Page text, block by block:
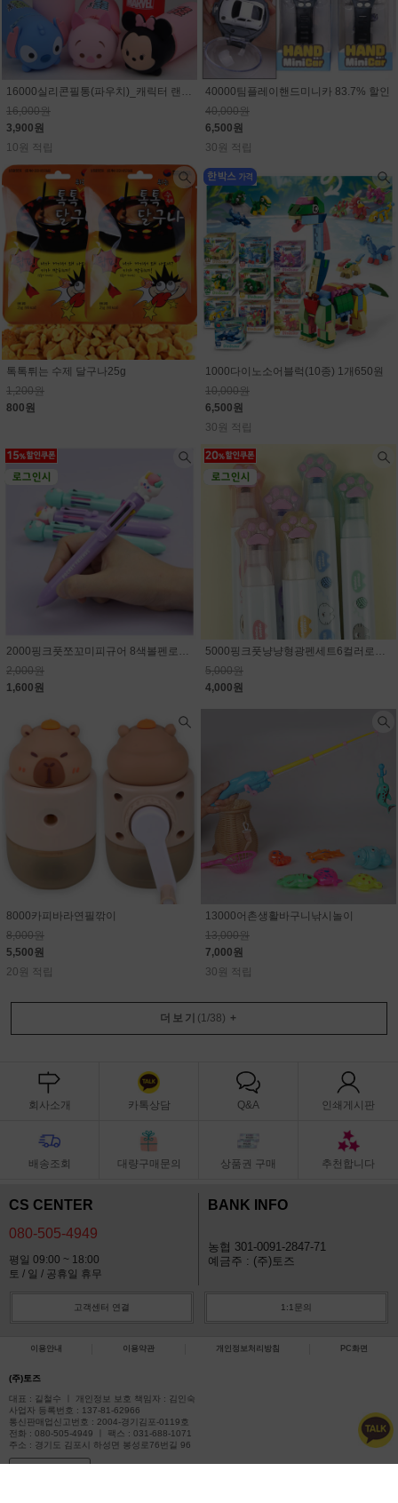
16000실리콘필통(파우치)_캐릭터 랜덤(마블,스티치,디즈니)75.6% 할인
16,000원
3,900원
10원 적립
40000팀플레이핸드미니카 83.7% 할인
40,000원
6,500원
30원 적립
톡톡튀는 수제 달구나25g
1,200원
800원
1000다이노소어블럭(10종) 1개650원
10,000원
6,500원
30원 적립
2000핑크풋쪼꼬미피규어 8색볼펜로그인시 15% 할인된 가격
2,000원
1,600원
5000핑크풋냥냥형광펜세트6컬러로그인시 20% 할인된 가격
5,000원
4,000원
8000카피바라연필깎이
8,000원
5,500원
20원 적립
13000어촌생활바구니낚시놀이
13,000원
7,000원
30원 적립
더보기 (1/38) +
회사소개 카톡상담 Q&A 인쇄게시판
배송조회 대량구매문의 상품권 구매 추천합니다
CS CENTER
080-505-4949
평일 09:00 ~ 18:00
토 / 일 / 공휴일 휴무
BANK INFO
농협 301-0091-2847-71
예금주 : (주)토즈
고객센터 연결 1:1문의
이용안내 이용약관 개인정보처리방침 PC화면
(주)토즈
대표 : 길철수 ㅣ 개인정보 보호 책임자 : 김인숙
사업자 등록번호 : 137-81-62966
통신판매업신고번호 : 2004-경기김포-0119호
전화 : 080-505-4949 ㅣ 팩스 : 031-688-1071
주소 : 경기도 김포시 하성면 봉성로76번길 96